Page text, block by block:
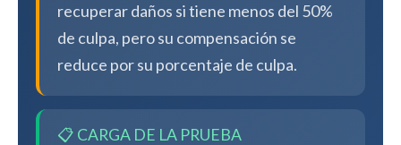
recuperar daños si tiene menos del 50%
de culpa, pero su compensación se
reduce por su porcentaje de culpa.
📋 CARGA DE LA PRUEBA